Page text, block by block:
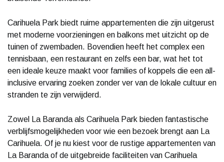
Carihuela Park biedt ruime appartementen die zijn uitgerust
met moderne voorzieningen en balkons met uitzicht op de
tuinen of zwembaden. Bovendien heeft het complex een
tennisbaan, een restaurant en zelfs een bar, wat het tot
een ideale keuze maakt voor families of koppels die een all-
inclusive ervaring zoeken zonder ver van de lokale cultuur en
stranden te zijn verwijderd.
Zowel La Baranda als Carihuela Park bieden fantastische
verblijfsmogelijkheden voor wie een bezoek brengt aan La
Carihuela. Of je nu kiest voor de rustige appartementen van
La Baranda of de uitgebreide faciliteiten van Carihuela